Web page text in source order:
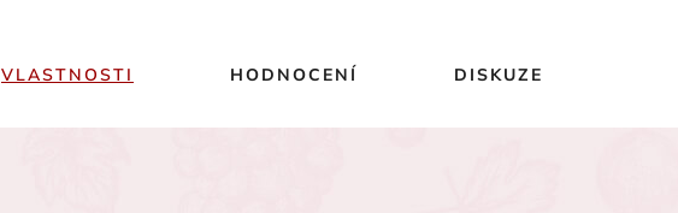
VLASTNOSTI HODNOCENÍ DISKUZE